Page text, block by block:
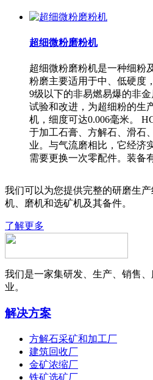
超细微粉磨粉机
超细微粉磨粉机是一种细粉
粉磨主要适用于中、低硬度
9级以下的非易燃易爆的非
试验和改进，为超细粉的生
机，细度可达0.006毫米。
于加工石膏、方解石、滑石
业。与气流磨相比，它经济
需要更换一次零配件。装备
我们可以为您提供完整的研磨生
机、磨机和选矿机及其备件。
了解更多
我们是一家集研发、生产、销售
业。
解决方案
方解石采矿和加工厂
建筑回收厂
金矿浓缩厂
铁矿选矿厂